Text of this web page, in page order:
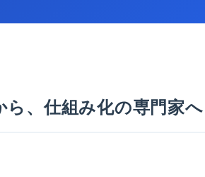
、仕組み化の専門家へ